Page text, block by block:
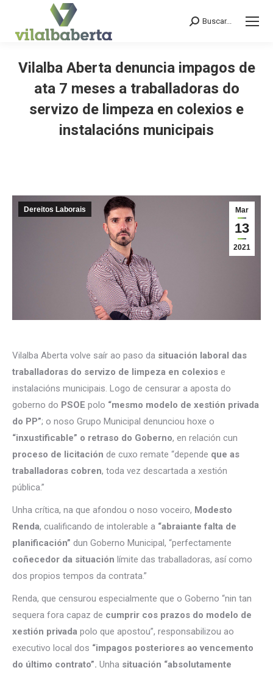
Search:
Buscar...
Vilalba Aberta denuncia impagos de
ata 7 meses a traballadoras do
servizo de limpeza en colexios e
instalacións municipais
Mar
13
2021
Dereitos Laborais
Vilalba Aberta volve saír ao paso da situación laboral das
traballadoras do servizo de limpeza en colexios e
instalacións municipais. Logo de censurar a aposta do
goberno do PSOE polo “mesmo modelo de xestión privada
do PP”; o noso Grupo Municipal denunciou hoxe o
“inxustificable” o retraso do Goberno, en relación cun
proceso de licitación de cuxo remate “depende que as
traballadoras cobren, toda vez descartada a xestión
pública.”
Unha crítica, na que afondou o noso voceiro, Modesto
Renda, cualificando de intolerable a “abraiante falta de
planificación” dun Goberno Municipal, “perfectamente
coñecedor da situación límite das traballadoras, así como
dos propios tempos da contrata.”
Renda, que censurou especialmente que o Goberno “nin tan
sequera fora capaz de cumprir cos prazos do modelo de
xestión privada polo que apostou”, responsabilizou ao
executivo local dos “impagos posteriores ao vencemento
do último contrato”. Unha situación “absolutamente